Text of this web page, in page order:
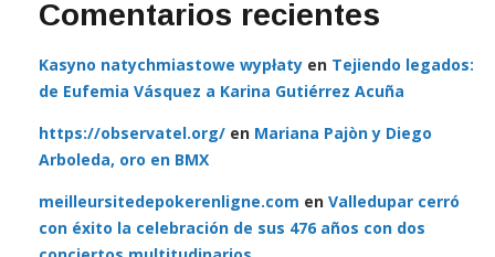
Comentarios recientes
Kasyno natychmiastowe wypłaty en Tejiendo legados:
de Eufemia Vásquez a Karina Gutiérrez Acuña
https://observatel.org/ en Mariana Pajòn y Diego
Arboleda, oro en BMX
meilleursitedepokerenligne.com en Valledupar cerró
con éxito la celebración de sus 476 años con dos